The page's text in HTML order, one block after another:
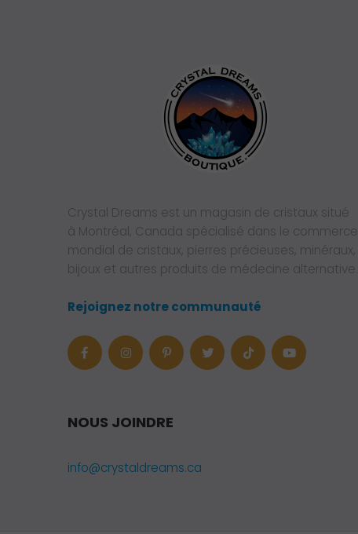
Crystal Dreams est un magasin de cristaux situé
à Montréal, Canada spécialisé dans le commerce
mondial de cristaux, pierres précieuses, minéraux,
bijoux et autres produits de médecine alternative.
Rejoignez notre communauté
NOUS JOINDRE
info@crystaldreams.ca